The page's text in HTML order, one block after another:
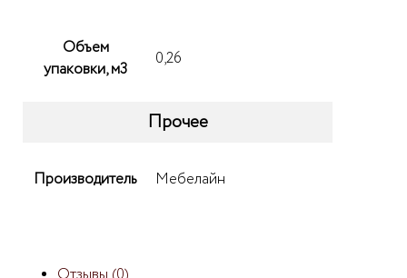
Объем
упаковки, м3
0,26
Прочее
Производитель Мебелайн